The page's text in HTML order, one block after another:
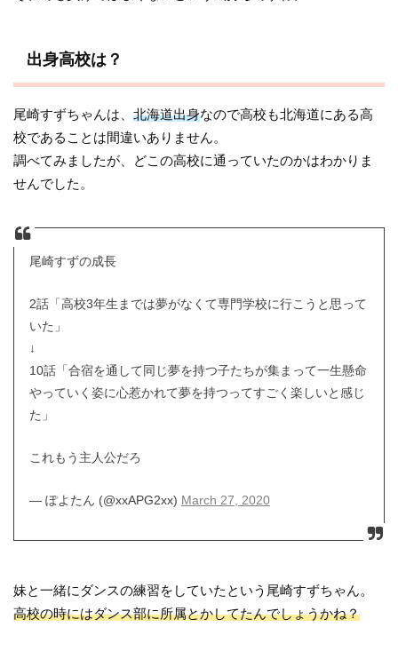
出身高校は？
尾崎すずちゃんは、北海道出身なので高校も北海道にある高
校であることは間違いありません。
調べてみましたが、どこの高校に通っていたのかはわかりま
せんでした。
尾崎すずの成長
2話「高校3年生までは夢がなくて専門学校に行こうと思って
いた」
↓
10話「合宿を通して同じ夢を持つ子たちが集まって一生懸命
やっていく姿に心惹かれて夢を持つってすごく楽しいと感じ
た」
これもう主人公だろ
— ぽよたん (@xxAPG2xx) March 27, 2020
妹と一緒にダンスの練習をしていたという尾崎すずちゃん。
高校の時にはダンス部に所属とかしてたんでしょうかね？